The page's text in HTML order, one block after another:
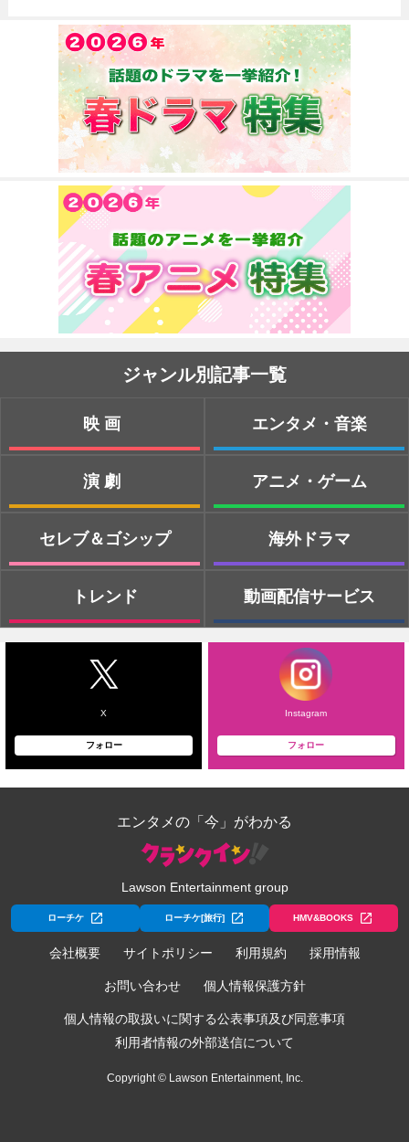
ジャンル別記事一覧
映画
演劇
セレブ＆ゴシップ
トレンド
エンタメ・音楽
アニメ・ゲーム
海外ドラマ
動画配信サービス
X
フォロー
Instagram
フォロー
エンタメの「今」がわかる
Lawson Entertainment group
ローチケ ローチケ[旅行] HMV&BOOKS
会社概要 サイトポリシー 利用規約 採用情報
お問い合わせ 個人情報保護方針
個人情報の取扱いに関する公表事項及び同意事項
利用者情報の外部送信について
Copyright © Lawson Entertainment, Inc.